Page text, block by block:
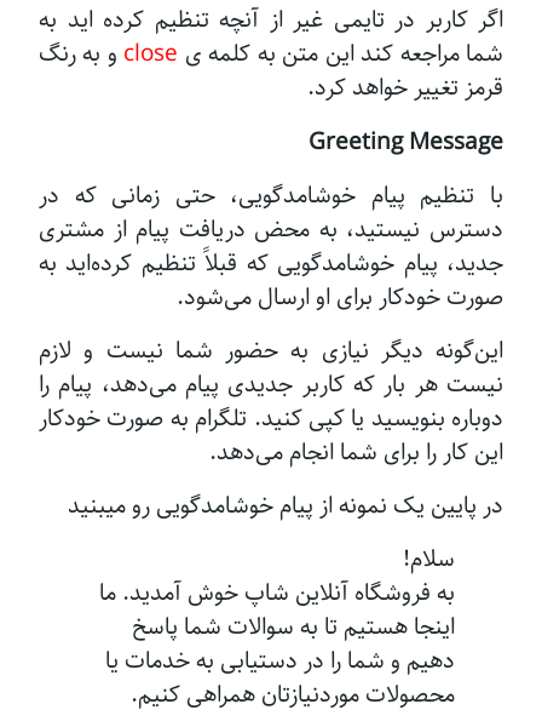
اگر کاربر در تایمی غیر از آنچه تنظیم کرده اید به
شما مراجعه کند این متن به کلمه ی close و به رنگ
قرمز تغییر خواهد کرد.
Greeting Message
با تنظیم پیام خوشامدگویی، حتی زمانی که در
دسترس نیستید، به محض دریافت پیام از مشتری
جدید، پیام خوشامدگویی که قبلاً تنظیم کرده‌اید به
صورت خودکار برای او ارسال می‌شود.
این‌گونه دیگر نیازی به حضور شما نیست و لازم
نیست هر بار که کاربر جدیدی پیام می‌دهد، پیام را
دوباره بنویسید یا کپی کنید. تلگرام به صورت خودکار
این کار را برای شما انجام می‌دهد.
در پایین یک نمونه از پیام خوشامدگویی رو میبنید
سلام!
به فروشگاه آنلاین شاپ خوش آمدید. ما
اینجا هستیم تا به سوالات شما پاسخ
دهیم و شما را در دستیابی به خدمات یا
محصولات موردنیازتان همراهی کنیم.